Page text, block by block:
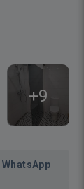
+9
WhatsApp